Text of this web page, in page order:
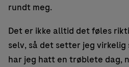
rundt meg.
Det er ikke alltid det føles
selv, så det setter jeg virkelig
har jeg hatt en trøblete dag,